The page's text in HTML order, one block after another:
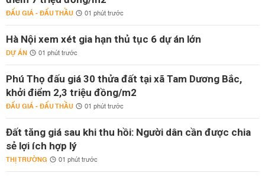
ĐẤU GIÁ - ĐẤU THẦU 01 phút trước
Hà Nội xem xét gia hạn thủ tục 6 dự án lớn
DỰ ÁN 01 phút trước
Phú Thọ đấu giá 30 thửa đất tại xã Tam Dương Bắc,
khởi điểm 2,3 triệu đồng/m2
ĐẤU GIÁ - ĐẤU THẦU 01 phút trước
Đất tăng giá sau khi thu hồi: Người dân cần được chia
sẻ lợi ích hợp lý
THỊ TRƯỜNG 01 phút trước